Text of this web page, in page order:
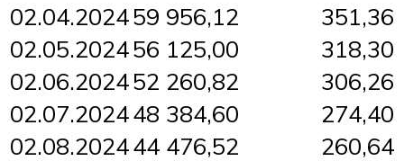
02.04.202459 956,12
351,36
02.05.202456 125,00
318,30
02.06.202452 260,82
306,26
02.07.202448 384,60
274,40
02.08.202444 476,52 260,64